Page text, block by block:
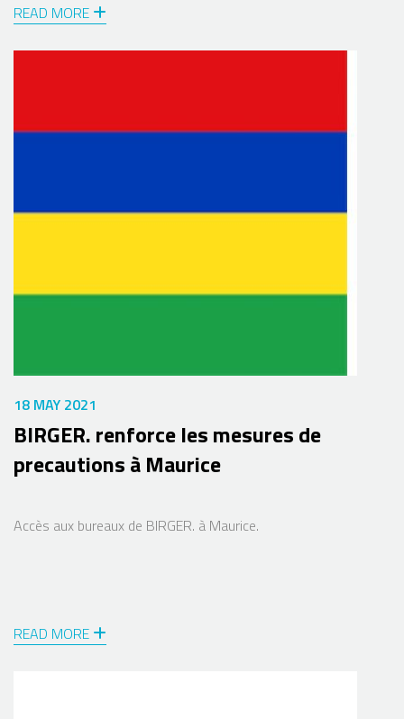
READ MORE
18 MAY 2021
BIRGER. renforce les mesures de
precautions à Maurice
Accès aux bureaux de BIRGER. à Maurice.
READ MORE